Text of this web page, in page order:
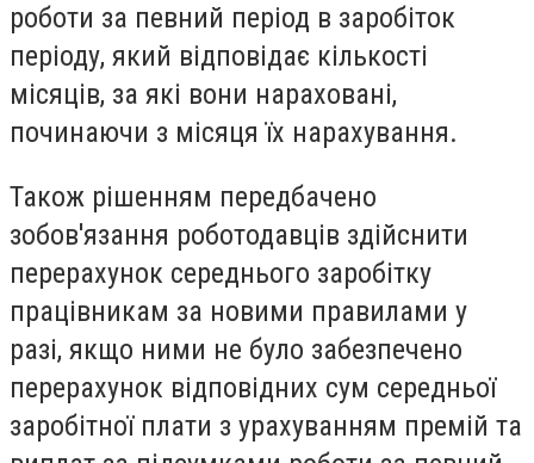
роботи за певний період в заробіток
періоду, який відповідає кількості
місяців, за які вони нараховані,
починаючи з місяця їх нарахування.
Також рішенням передбачено
зобов'язання роботодавців здійснити
перерахунок середнього заробітку
працівникам за новими правилами у
разі, якщо ними не було забезпечено
перерахунок відповідних сум середньої
заробітної плати з урахуванням премій та